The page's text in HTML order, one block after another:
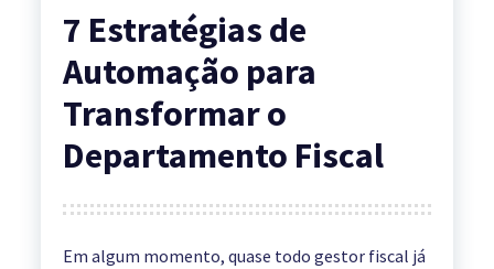
7 Estratégias de
Automação para
Transformar o
Departamento Fiscal
Em algum momento, quase todo gestor fiscal já